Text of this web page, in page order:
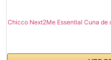
Chicco Next2Me Essential Cuna de